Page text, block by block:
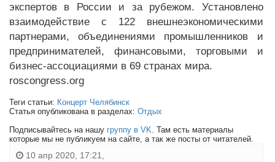
экспертов в России и за рубежом. Установлено
взаимодействие с 122 внешнеэкономическими
партнерами, объединениями промышленников и
предпринимателей, финансовыми, торговыми и
бизнес-ассоциациями в 69 странах мира.
roscongress.org
Теги статьи: Концерт Челябинск
Статья опубликована в разделах: Отдых
Подписывайтесь на нашу группу в VK . Там есть материалы
которые мы не публикуем на сайте, а так же посты от читателей.
10 апр 2020, 17:21,